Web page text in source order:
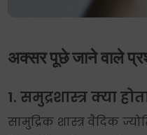
अक्सर पूछे जाने वाले
1. समुद्रशास्त्र क्या
सामुद्रिक शास्त्र वैदिक